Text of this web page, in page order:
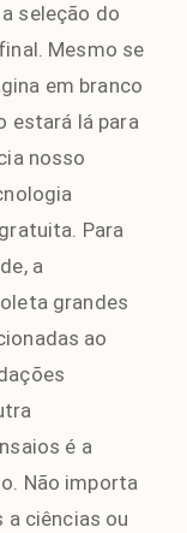
seleção do
Mesmo se
em branco
estará lá para
nosso
Para
a
grandes
ao
é a
Não importa
a ciências ou